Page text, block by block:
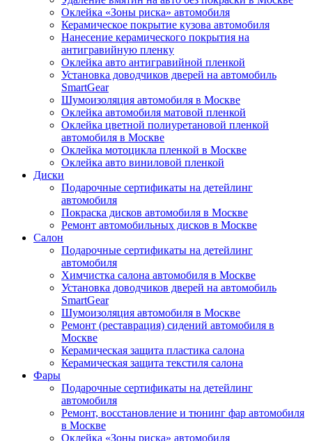
Оклейка «Зоны риска» автомобиля
Керамическое покрытие кузова автомобиля
Нанесение керамического покрытия на
антигравийную пленку
Оклейка авто антигравийной пленкой
Установка доводчиков дверей на автомобиль
SmartGear
Шумоизоляция автомобиля в Москве
Оклейка автомобиля матовой пленкой
Оклейка цветной полиуретановой пленкой
автомобиля в Москве
Оклейка мотоцикла пленкой в Москве
Оклейка авто виниловой пленкой
Диски
Подарочные сертификаты на детейлинг
автомобиля
Покраска дисков автомобиля в Москве
Ремонт автомобильных дисков в Москве
Салон
Подарочные сертификаты на детейлинг
автомобиля
Химчистка салона автомобиля в Москве
Установка доводчиков дверей на автомобиль
SmartGear
Шумоизоляция автомобиля в Москве
Ремонт (реставрация) сидений автомобиля в
Москве
Керамическая защита пластика салона
Керамическая защита текстиля салона
Фары
Подарочные сертификаты на детейлинг
автомобиля
Ремонт, восстановление и тюнинг фар автомобиля
в Москве
Оклейка «Зоны риска» автомобиля